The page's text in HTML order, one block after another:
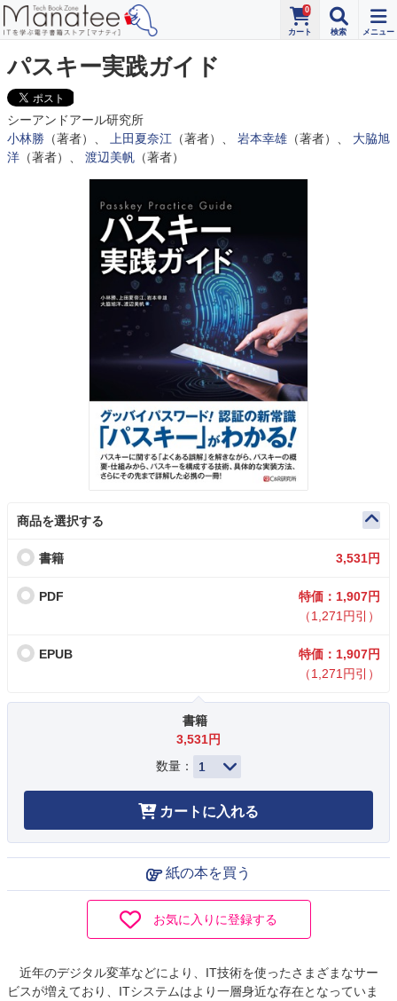
0
パスキー実践ガイド
シーアンドアール研究所
小林勝 （著者）、 上田夏奈江 （著者）、 岩本幸雄 （著者）、 大脇旭
洋 （著者）、 渡辺美帆 （著者）
商品を選択する
書籍 3,531円
PDF
特価：1,907円
（1,271円引）
EPUB
特価：1,907円
（1,271円引）
書籍
3,531円
数量：
カートに入れる
紙の本を買う
お気に入りに登録する
近年のデジタル変革などにより、IT技術を使ったさまざまなサー
ビスが増えており、ITシステムはより一層身近な存在となっていま